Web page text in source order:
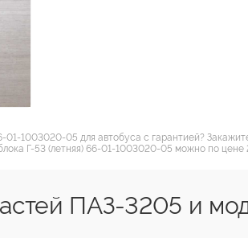
01-1003020-05 для автобуса с гарантией?
Г-53 (летняя) 66-01-1003020-05 можно по
ПАЗ-3205 и